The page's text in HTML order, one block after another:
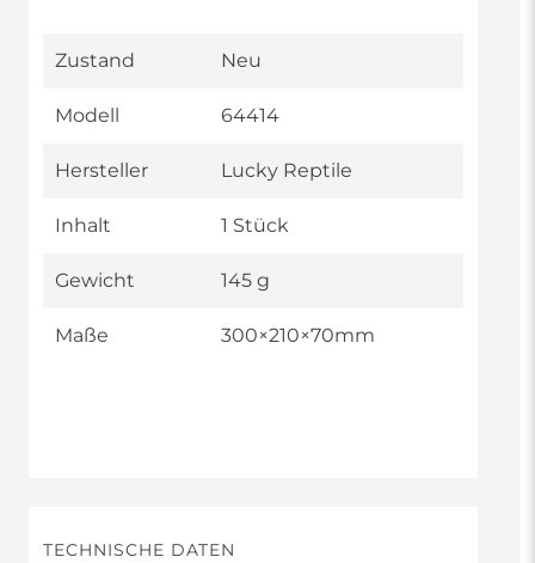
Technisches
Wert
Zustand Neu
Modell 64414
Hersteller Lucky Reptile
Inhalt 1 Stück
Gewicht 145 g
Maße 300×210×70mm
TECHNISCHE DATEN